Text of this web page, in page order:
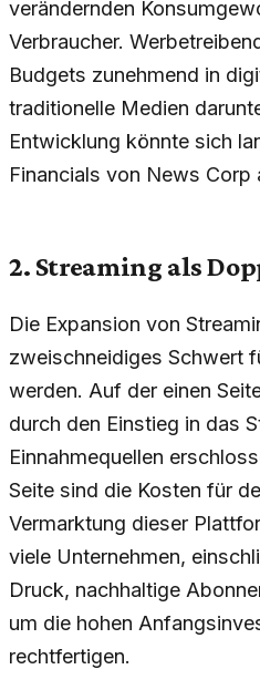
verändernden
Verbraucher.
Budgets zunehmend in
traditionelle Medien
Entwicklung könnte sich
Financials von News Corp
2. Streaming als
Die Expansion von
zweischneidiges Schwert
werden. Auf der einen
durch den Einstieg in das
Einnahmequellen
Seite sind die Kosten für
Vermarktung dieser
viele Unternehmen,
Druck, nachhaltige
um die hohen
rechtfertigen.